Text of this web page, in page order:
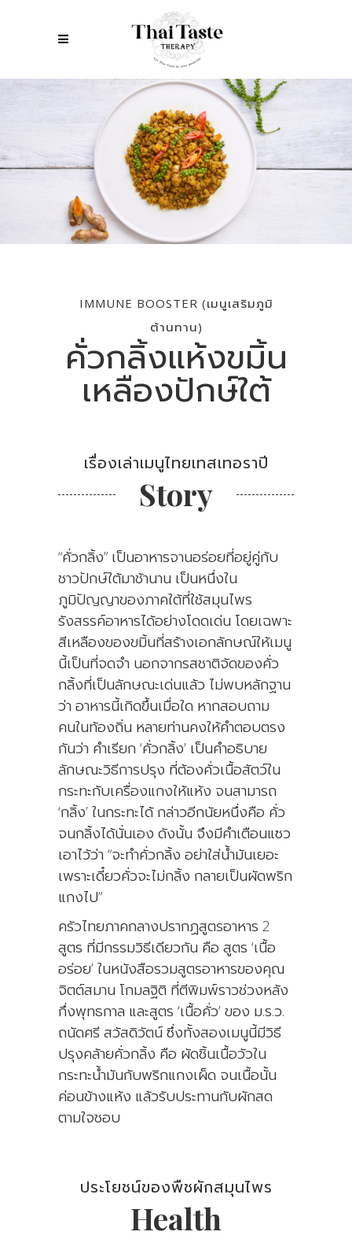
IMMUNE BOOSTER (เมนูเสริมภูมิ
ต้านทาน)
คั่วกลิ้งแห้งขมิ้น
เหลืองปักษ์ใต้
เรื่องเล่าเมนูไทยเทสเทอราปี
Story
“คั่วกลิ้ง” เป็นอาหารจานอร่อยที่อยู่คู่กับ
ชาวปักษ์ใต้มาช้านาน เป็นหนึ่งใน
ภูมิปัญญาของภาคใต้ที่ใช้สมุนไพร
รังสรรค์อาหารได้อย่างโดดเด่น โดยเฉพาะ
สีเหลืองของขมิ้นที่สร้างเอกลักษณ์ให้เมนู
นี้เป็นที่จดจำ นอกจากรสชาติจัดของคั่ว
กลิ้งที่เป็นลักษณะเด่นแล้ว ไม่พบหลักฐาน
ว่า อาหารนี้เกิดขึ้นเมื่อใด หากสอบถาม
คนในท้องถิ่น หลายท่านคงให้คำตอบตรง
กันว่า คำเรียก ‘คั่วกลิ้ง’ เป็นคำอธิบาย
ลักษณะวิธีการปรุง ที่ต้องคั่วเนื้อสัตว์ใน
กระทะกับเครื่องแกงให้แห้ง จนสามารถ
‘กลิ้ง’ ในกระทะได้ กล่าวอีกนัยหนึ่งคือ คั่ว
จนกลิ้งได้นั่นเอง ดังนั้น จึงมีคำเตือนแซว
เอาไว้ว่า “จะทำคั่วกลิ้ง อย่าใส่น้ำมันเยอะ
เพราะเดี๋ยวคั่วจะไม่กลิ้ง กลายเป็นผัดพริก
แกงไป”
ครัวไทยภาคกลางปรากฏสูตรอาหาร 2
สูตร ที่มีกรรมวิธีเดียวกัน คือ สูตร ‘เนื้อ
อร่อย’ ในหนังสือรวมสูตรอาหารของคุณ
จิตต์สมาน โกมลฐิติ ที่ตีพิมพ์ราวช่วงหลัง
กึ่งพุทธกาล และสูตร ‘เนื้อคั่ว’ ของ ม.ร.ว.
ถนัดศรี สวัสดิวัตน์ ซึ่งทั้งสองเมนูนี้มีวิธี
ปรุงคล้ายคั่วกลิ้ง คือ ผัดชิ้นเนื้อวัวใน
กระทะน้ำมันกับพริกแกงเผ็ด จนเนื้อนั้น
ค่อนข้างแห้ง แล้วรับประทานกับผักสด
ตามใจชอบ
ประโยชน์ของพืชผักสมุนไพร
Health